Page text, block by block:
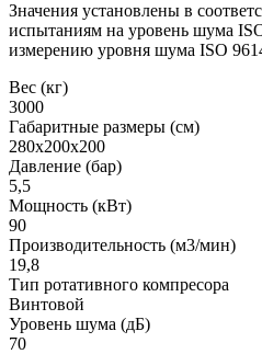
Значения установлены в
испытаниям на уровень шума
измерению уровня шума ISO
Вес (кг)
3000
Габаритные размеры (см)
280х200х200
Давление (бар)
5,5
Мощность (кВт)
90
Производительность (м3/мин)
19,8
Тип ротативного компресора
Винтовой
Уровень шума (дБ)
70